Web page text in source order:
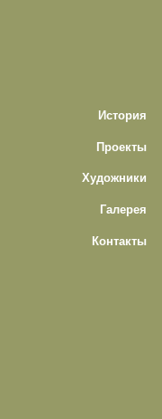
История
Проекты
Художники
Галерея
Контакты